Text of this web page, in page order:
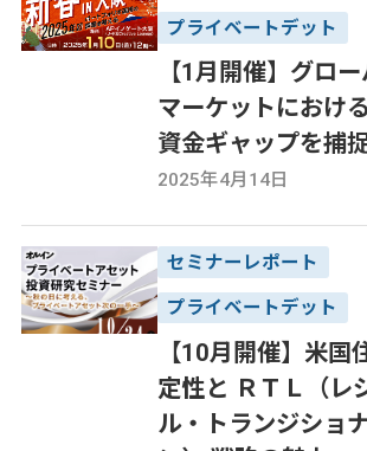
プライベートデット
【1月開催】グロ
マーケットにおけ
資金ギャップを捕
2025年4月14日
セミナーレポート
プライベートデット
【10月開催】米国
定性と ＲＴＬ（レ
ル・トランジショ